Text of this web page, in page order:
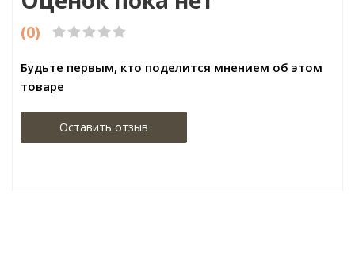
(0)
Будьте первым, кто поделится мнением об этом
товаре
Оставить отзыв